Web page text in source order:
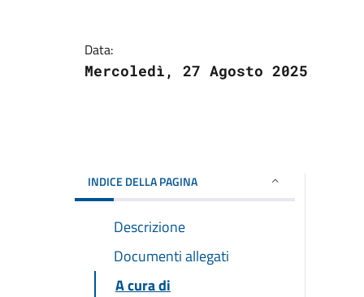
Data:
Mercoledì, 27 Agosto 2025
INDICE DELLA PAGINA
Descrizione
Documenti allegati
A cura di